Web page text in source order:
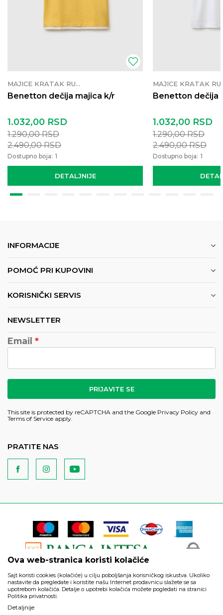
MAJICE KRATAK RUKAV
Benetton dečija majica k/r
DETALJNIJE
1.032,00 RSD
1.290,00RSD
2.490,00RSD
Dostupno boja: 1
Benetton dečija
1.032,00 RSD
1.290,00RSD
2.490,00RSD
Dostupno boja: 1
INFORMACIJE
POMOĆ PRI KUPOVINI
KORISNIČKI SERVIS
NEWSLETTER
Email
PRIJAVITE SE
This site is protected by reCAPTCHA and the Google Privacy Policy and
Terms of Service apply.
PRATITE NAS
artikli prikazani na sajtu su deo naše ponude i ne podrazumeva
Ova web-stranica koristi kolačiće
Sajt koristi cookies (kolačiće) u cilju poboljšanja korisničkog iskustva. Ukoliko
nastavite da pregledate i koristite našu Internet prodavnicu slažete se sa
upotrebom kolačića. Detalje o upotrebi kolačića možete pogledati na stranici
Politika privatnosti.
Detaljnije